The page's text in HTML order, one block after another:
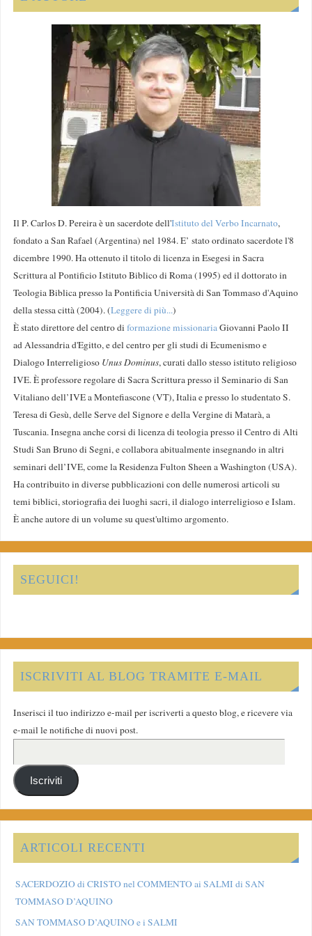
Il P. Carlos D. Pereira è un sacerdote dell'Istituto del Verbo Incarnato,
fondato a San Rafael (Argentina) nel 1984. E’ stato ordinato sacerdote l'8
dicembre 1990. Ha ottenuto il titolo di licenza in Esegesi in Sacra
Scrittura al Pontificio Istituto Biblico di Roma (1995) ed il dottorato in
Teologia Biblica presso la Pontificia Università di San Tommaso d'Aquino
della stessa città (2004). (Leggere di più...)
È stato direttore del centro di formazione missionariaGiovanni Paolo II
ad Alessandria d'Egitto, e del centro per gli studi di Ecumenismo e
Dialogo Interreligioso Unus Dominus, curati dallo stesso istituto religioso
IVE. È professore regolare di Sacra Scrittura presso il Seminario di San
Vitaliano dell’IVE a Montefiascone (VT), Italia e presso lo studentato S.
Teresa di Gesù, delle Serve del Signore e della Vergine di Matarà, a
Tuscania. Insegna anche corsi di licenza di teologia presso il Centro di Alti
Studi San Bruno di Segni, e collabora abitualmente insegnando in altri
seminari dell’IVE, come la Residenza Fulton Sheen a Washington (USA).
Ha contribuito in diverse pubblicazioni con delle numerosi articoli su
temi biblici, storiografia dei luoghi sacri, il dialogo interreligioso e Islam.
È anche autore di un volume su quest'ultimo argomento.
SEGUICI!
ISCRIVITI AL BLOG TRAMITE E-MAIL
Inserisci il tuo indirizzo e-mail per iscriverti a questo blog, e ricevere via
e-mail le notifiche di nuovi post.
Iscriviti
ARTICOLI RECENTI
SACERDOZIO di CRISTO nel COMMENTO ai SALMI di SAN
TOMMASO D’AQUINO
SAN TOMMASO D’AQUINO e i SALMI